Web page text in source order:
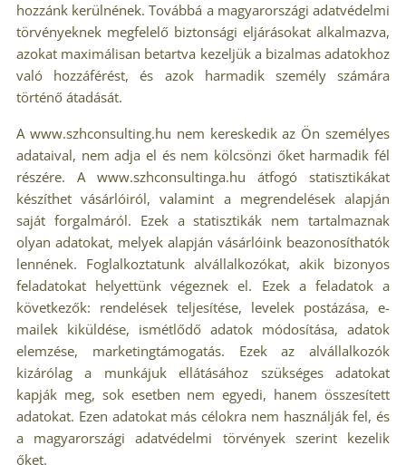
hozzánk kerülnének. Továbbá a magyarországi adatvédelmi
törvényeknek megfelelő biztonsági eljárásokat alkalmazva,
azokat maximálisan betartva kezeljük a bizalmas adatokhoz
való hozzáférést, és azok harmadik személy számára
történő átadását.
A www.szhconsulting.hu nem kereskedik az Ön személyes
adataival, nem adja el és nem kölcsönzi őket harmadik fél
részére. A www.szhconsultinga.hu átfogó statisztikákat
készíthet vásárlóiról, valamint a megrendelések alapján
saját forgalmáról. Ezek a statisztikák nem tartalmaznak
olyan adatokat, melyek alapján vásárlóink beazonosíthatók
lennének. Foglalkoztatunk alvállalkozókat, akik bizonyos
feladatokat helyettünk végeznek el. Ezek a feladatok a
következők: rendelések teljesítése, levelek postázása, e-
mailek kiküldése, ismétlődő adatok módosítása, adatok
elemzése, marketingtámogatás. Ezek az alvállalkozók
kizárólag a munkájuk ellátásához szükséges adatokat
kapják meg, sok esetben nem egyedi, hanem összesített
adatokat. Ezen adatokat más célokra nem használják fel, és
a magyarországi adatvédelmi törvények szerint kezelik
őket.